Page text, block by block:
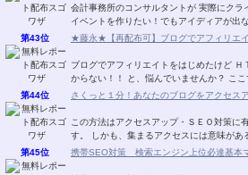
会計事務所のコンサルタントが 実際にクライアントに教え
第43位
★藤永★【再配布可】ブログでアフィリエ
ブログでアフィリエイトをはじめたけど ＨＴＭＬとかＣＳＳとか難しくて分からない！！ 自分のやりたいことがどうすればできるか分
からな
第44位
さくっと１分！あなたのブログをアクセス
この方法はアクセスアップ・ＳＥＯ対策に
第45位
携帯SEO対策 検索エンジン上位必達基本